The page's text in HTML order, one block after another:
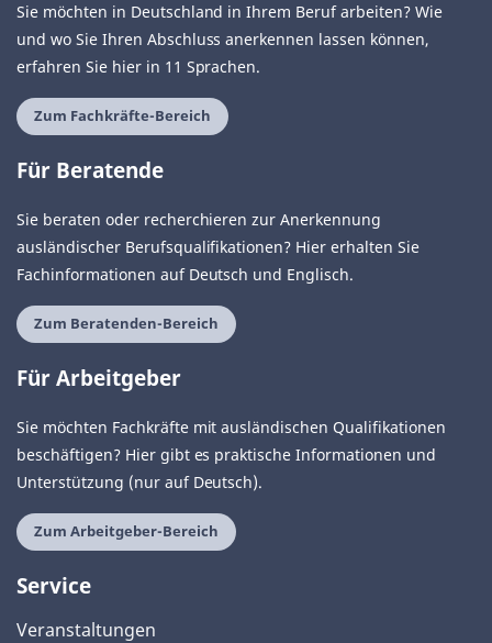
Sie möchten in Deutschland in Ihrem Beruf arbeiten? Wie
und wo Sie Ihren Abschluss anerkennen lassen können,
erfahren Sie hier in 11 Sprachen.
Zum Fachkräfte-Bereich
Für Beratende
Sie beraten oder recherchieren zur Anerkennung
ausländischer Berufsqualifikationen? Hier erhalten Sie
Fachinformationen auf Deutsch und Englisch.
Zum Beratenden-Bereich
Für Arbeitgeber
Sie möchten Fachkräfte mit ausländischen Qualifikationen
beschäftigen? Hier gibt es praktische Informationen und
Unterstützung (nur auf Deutsch).
Zum Arbeitgeber-Bereich
Service
Veranstaltungen